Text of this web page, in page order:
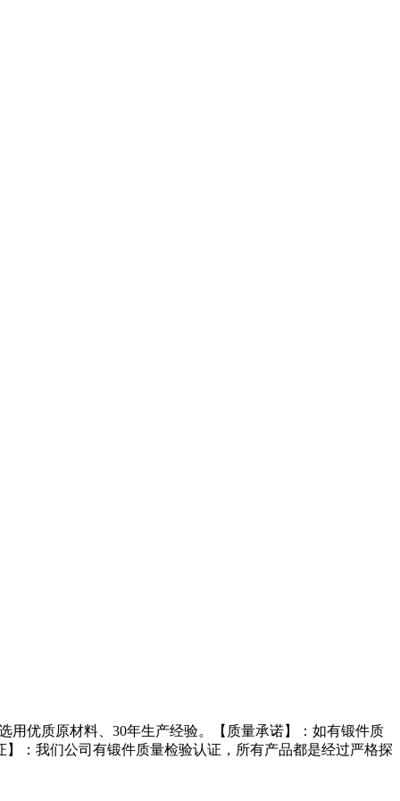
用优质原材料、30年生产经验。【质量承诺】：如有锻件质
：我们公司有锻件质量检验认证，所有产品都是经过严格探